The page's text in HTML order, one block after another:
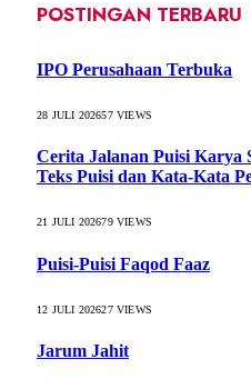
POSTINGAN TERBARU
IPO Perusahaan Terbuka
28 JULI 202657VIEWS
Cerita Jalanan Puisi Karya
Teks Puisi dan Kata-Kata
21 JULI 202679VIEWS
Puisi-Puisi Faqod Faaz
12 JULI 202627VIEWS
Jarum Jahit